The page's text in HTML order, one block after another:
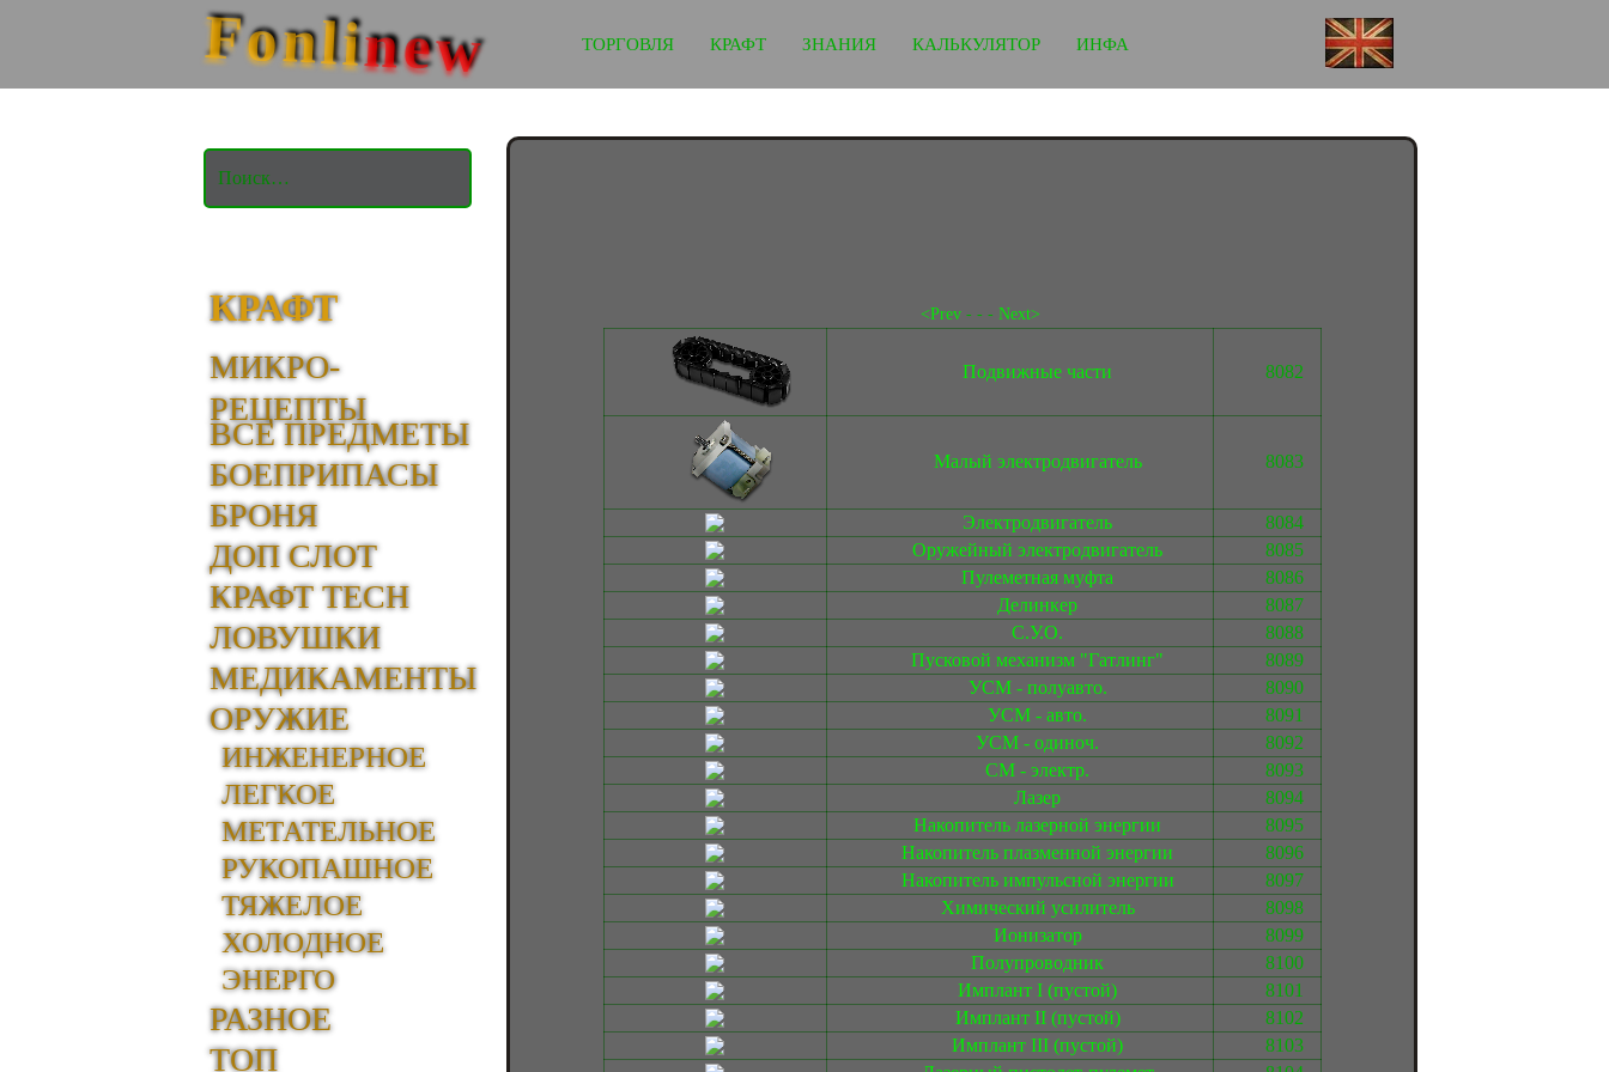
Fonlinew ТОРГОВЛЯ КРАФТ ЗНАНИЯ КАЛЬКУЛЯТОР ИНФА
КРАФТ
МИКРО-
РЕЦЕПТЫ
ВСЕ ПРЕДМЕТЫ
БОЕПРИПАСЫ
БРОНЯ
ДОП СЛОТ
КРАФТ TECH
ЛОВУШКИ
МЕДИКАМЕНТЫ
ОРУЖИЕ
ИНЖЕНЕРНОЕ
ЛЕГКОЕ
МЕТАТЕЛЬНОЕ
РУКОПАШНОЕ
ТЯЖЕЛОЕ
ХОЛОДНОЕ
ЭНЕРГО
РАЗНОЕ
ТОП
<Prev- - - Next>
Подвижные части 8082
Малый электродвигатель 8083
Электродвигатель
8084
Оружейный электродвигатель
8085
Пулеметная муфта
8086
Делинкер
8087
С.У.О.
8088
Пусковой механизм "Гатлинг"
8089
УСМ - полуавто.
8090
УСМ - авто.
8091
УСМ - одиноч.
8092
СМ - электр.
8093
Лазер
8094
Накопитель лазерной энергии
8095
Накопитель плазменной энергии
8096
Накопитель импульсной энергии
8097
Химический усилитель
8098
Ионизатор
8099
Полупроводник
8100
Имплант I (пустой)
8101
Имплант II (пустой)
8102
Имплант III (пустой)
8103